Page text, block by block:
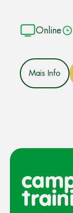
Online
Mais Info